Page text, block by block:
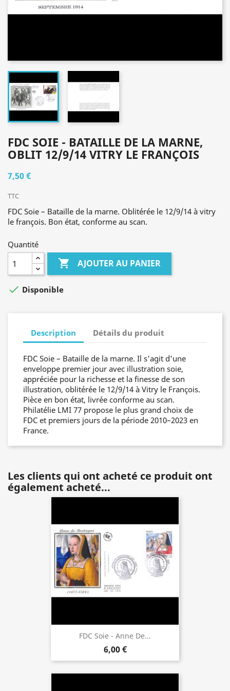
FDC SOIE - BATAILLE DE LA MARNE,
OBLIT 12/9/14 VITRY LE FRANÇOIS
7,50 €
TTC
FDC Soie – Bataille de la marne. Oblitérée le 12/9/14 à vitry
le françois. Bon état, conforme au scan.
Quantité
 AJOUTER AU PANIER
 Disponible
Description Détails du produit
FDC Soie – Bataille de la marne. Il s'agit d'une
enveloppe premier jour avec illustration soie,
appréciée pour la richesse et la finesse de son
illustration, oblitérée le 12/9/14 à Vitry le François.
Pièce en bon état, livrée conforme au scan.
Philatélie LMI 77 propose le plus grand choix de
FDC et premiers jours de la période 2010–2023 en
France.
Les clients qui ont acheté ce produit ont
également acheté...
FDC Soie - Anne De...
6,00 €